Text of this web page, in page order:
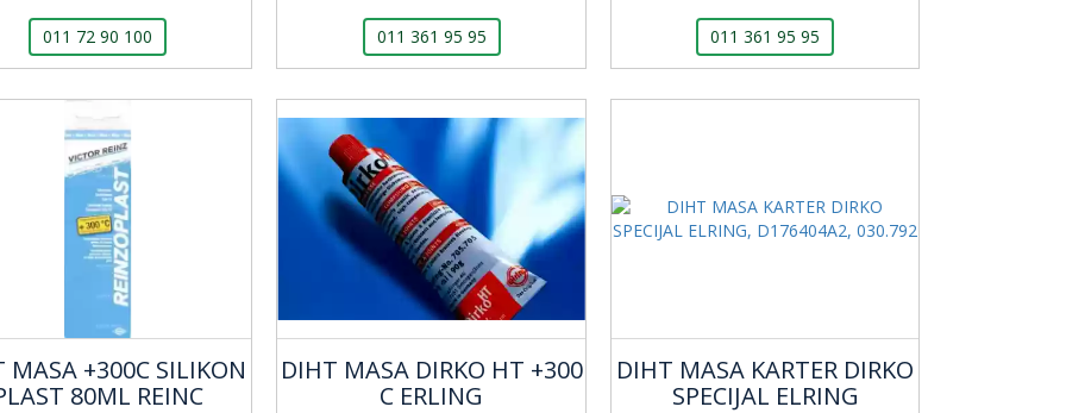
011 72 90 100 011 361 95 95 011 361 95 95
MASA +300C SILIKON
80ML REINC
DIHT MASA DIRKO HT +300
C ERLING
DIHT MASA KARTER DIRKO
SPECIJAL ELRING